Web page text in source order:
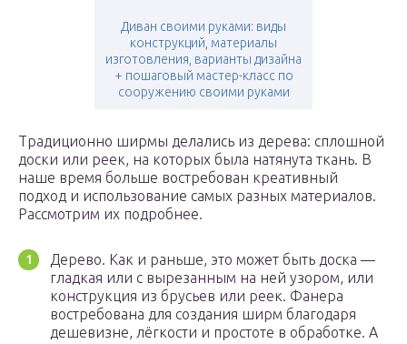
Диван своими руками: виды
конструкций, материалы
изготовления, варианты дизайна
+ пошаговый мастер-класс по
сооружению своими руками
Традиционно ширмы делались из дерева: сплошной
доски или реек, на которых была натянута ткань. В
наше время больше востребован креативный
подход и использование самых разных материалов.
Рассмотрим их подробнее.
Дерево. Как и раньше, это может быть доска —
гладкая или с вырезанным на ней узором, или
конструкция из брусьев или реек. Фанера
востребована для создания ширм благодаря
дешевизне, лёгкости и простоте в обработке. А